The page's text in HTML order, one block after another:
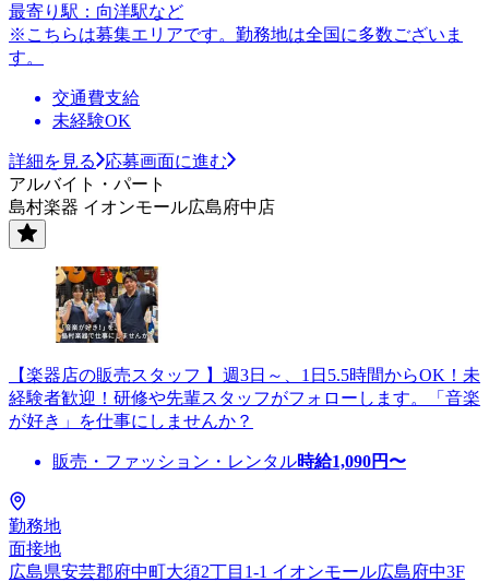
最寄り駅：向洋駅など
※こちらは募集エリアです。勤務地は全国に多数ございま
す。
交通費支給
未経験OK
詳細を見る
応募画面に進む
アルバイト・パート
島村楽器 イオンモール広島府中店
【楽器店の販売スタッフ 】週3日～、1日5.5時間からOK！未
経験者歓迎！研修や先輩スタッフがフォローします。「音楽
が好き」を仕事にしませんか？
販売・ファッション・レンタル時給1,090円〜
勤務地
面接地
広島県安芸郡府中町大須2丁目1-1 イオンモール広島府中3F